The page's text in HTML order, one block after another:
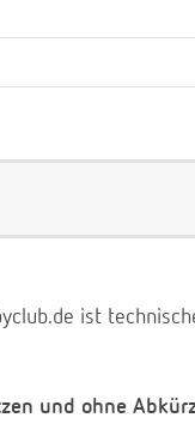
ist
und ohne